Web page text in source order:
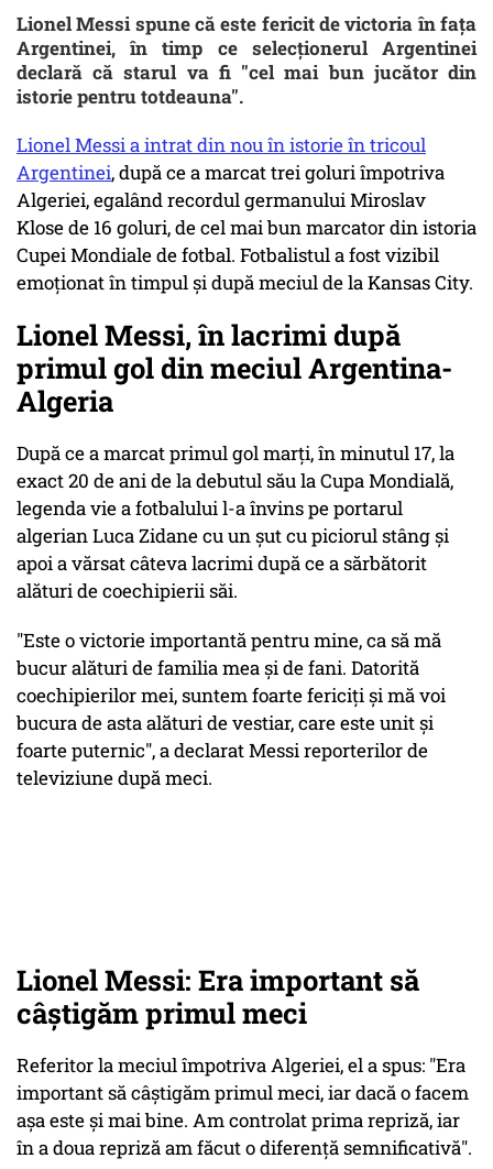
Lionel Messi spune că este fericit de victoria în fața
Argentinei, în timp ce selecţionerul Argentinei
declară că starul va fi "cel mai bun jucător din
istorie pentru totdeauna".
Lionel Messi a intrat din nou în istorie în tricoul
Argentinei, după ce a marcat trei goluri împotriva
Algeriei, egalând recordul germanului Miroslav
Klose de 16 goluri, de cel mai bun marcator din istoria
Cupei Mondiale de fotbal. Fotbalistul a fost vizibil
emoţionat în timpul şi după meciul de la Kansas City.
Lionel Messi, în lacrimi după
primul gol din meciul Argentina-
Algeria
După ce a marcat primul gol marţi, în minutul 17, la
exact 20 de ani de la debutul său la Cupa Mondială,
legenda vie a fotbalului l-a învins pe portarul
algerian Luca Zidane cu un şut cu piciorul stâng şi
apoi a vărsat câteva lacrimi după ce a sărbătorit
alături de coechipierii săi.
"Este o victorie importantă pentru mine, ca să mă
bucur alături de familia mea şi de fani. Datorită
coechipierilor mei, suntem foarte fericiţi şi mă voi
bucura de asta alături de vestiar, care este unit şi
foarte puternic", a declarat Messi reporterilor de
televiziune după meci.
Lionel Messi: Era important să
câştigăm primul meci
Referitor la meciul împotriva Algeriei, el a spus: "Era
important să câştigăm primul meci, iar dacă o facem
aşa este şi mai bine. Am controlat prima repriză, iar
în a doua repriză am făcut o diferenţă semnificativă".